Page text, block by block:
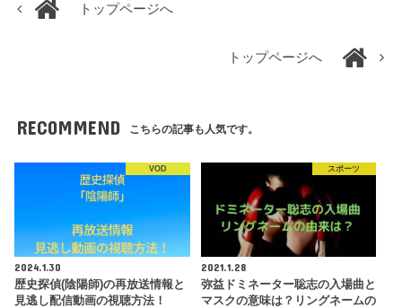
トップページへ
トップページへ
RECOMMEND こちらの記事も人気です。
VOD
2024.1.30
歴史探偵(陰陽師)の再放送情報と
見逃し配信動画の視聴方法！
スポーツ
2021.1.28
弥益ドミネーター聡志の入場曲と
マスクの意味は？リングネームの